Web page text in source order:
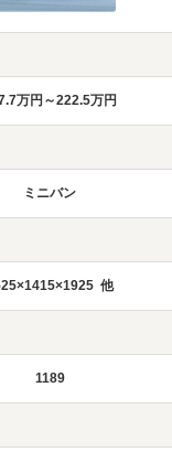
万円～222.5万円
ミニバン
他
1189